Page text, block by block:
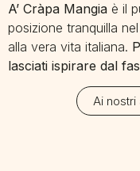
A’ Cràpa Mangia è il
posizione tranquilla
alla vera vita italiana.
lasciati ispirare dal
Ai nostri